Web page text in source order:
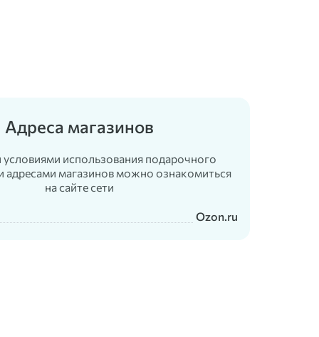
Адреса магазинов
использования подарочного
адресами магазинов можно ознакомиться
на сайте сети
Ozon.ru